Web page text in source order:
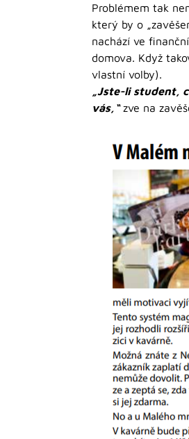
Problémem tak
který by o
nachází ve
domova. Když
vlastní volby).
„Jste-li student,
vás,“zve na